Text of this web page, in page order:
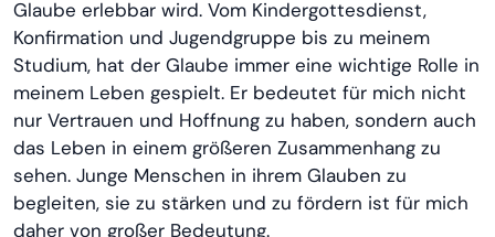
Glaube erlebbar wird. Vom Kindergottesdienst,
Konfirmation und Jugendgruppe bis zu meinem
Studium, hat der Glaube immer eine wichtige Rolle in
meinem Leben gespielt. Er bedeutet für mich nicht
nur Vertrauen und Hoffnung zu haben, sondern auch
das Leben in einem größeren Zusammenhang zu
sehen. Junge Menschen in ihrem Glauben zu
begleiten, sie zu stärken und zu fördern ist für mich
daher von großer Bedeutung.